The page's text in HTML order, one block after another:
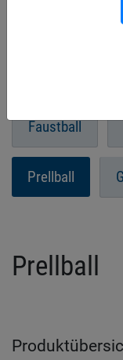
Faustball
Prellball
Prellball